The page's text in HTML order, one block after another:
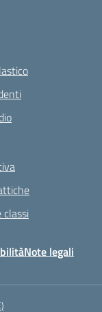
Note legali